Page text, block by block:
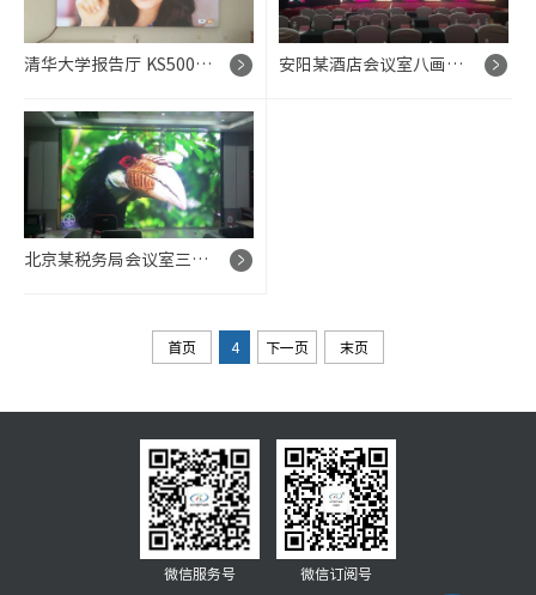
清华大学报告厅 KS5000 高端显示控制系统项目 安阳某酒店会议室八画面分屏 LED 显示屏控制系统项目
北京某税务局会议室三画面可分可合 LED 显示屏控制系统项目
首页 4 下一页 末页
微信服务号 微信订阅号